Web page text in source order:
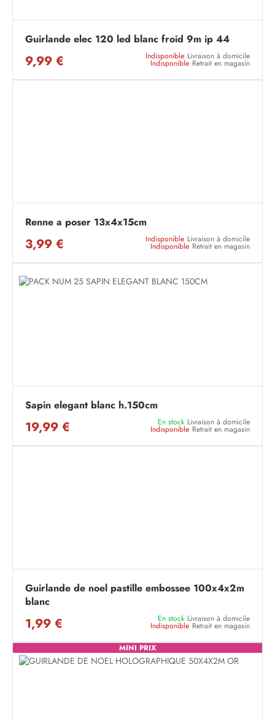
Guirlande elec 120 led blanc froid 9m ip 44
9,99 € Indisponible Livraison à domicile
Indisponible Retrait en magasin
Renne a poser 13x4x15cm
3,99 € Indisponible Livraison à domicile
Indisponible Retrait en magasin
Sapin elegant blanc h.150cm
19,99 € En stock Livraison à domicile
Indisponible Retrait en magasin
Guirlande de noel pastille embossee 100x4x2m
blanc
1,99 € En stock Livraison à domicile
Indisponible Retrait en magasin
MINI PRIX